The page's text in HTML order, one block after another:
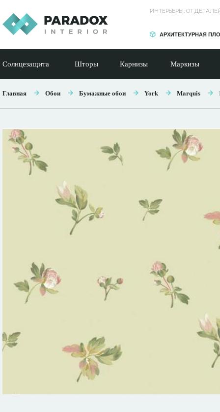
ИНТЕРЬЕРЫ: ОТ
АРХИТЕКТУРНАЯ
Солнцезащита Шторы Карнизы Маркизы
Главная Обои Бумажные обои York Marquis